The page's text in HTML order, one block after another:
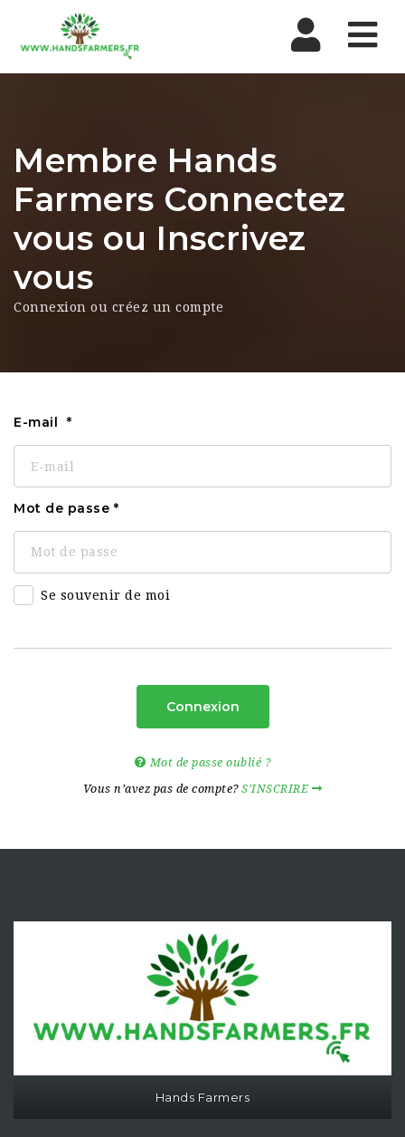
Membre Hands
Farmers Connectez
vous ou Inscrivez
vous
Connexion ou créez un compte
E-mail
Mot de passe
Se souvenir de moi
Connexion
Mot de passe oublié ?
Vous n’avez pas de compte?S’INSCRIRE
Hands Farmers